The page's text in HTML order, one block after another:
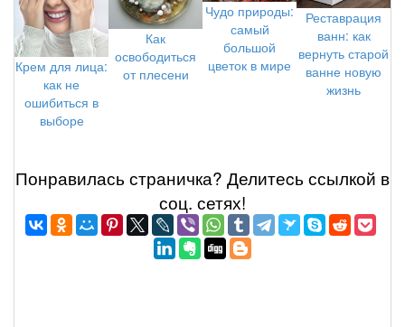
Крем для лица:
как не
ошибиться в
выборе
Как
освободиться
от плесени
Чудо природы:
самый
большой
цветок в мире
Реставрация
ванн: как
вернуть старой
ванне новую
жизнь
Понравилась страничка? Делитеcь ссылкой в
соц. сетях!